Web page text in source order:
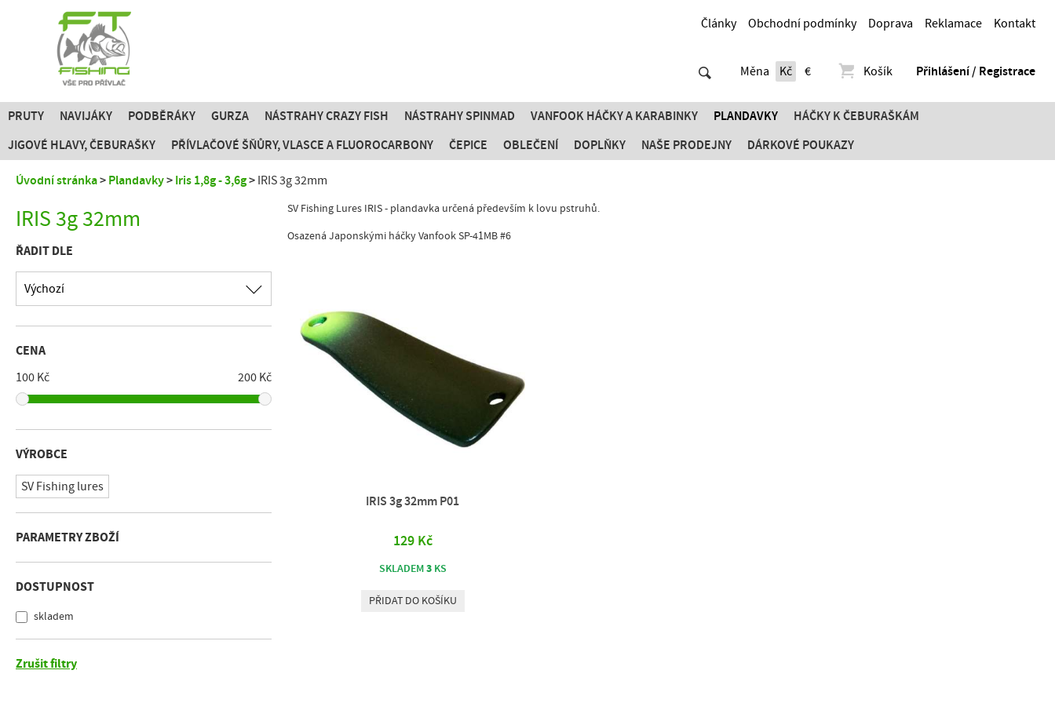
Články Obchodní podmínky Doprava Reklamace Kontakt
Měna Kč € Košík Přihlášení / Registrace
PRUTY NAVIJÁKY PODBĚRÁKY GURZA NÁSTRAHY CRAZY FISH NÁSTRAHY SPINMAD VANFOOK HÁČKY A KARABINKY PLANDAVKY HÁČKY K ČEBURAŠKÁM
JIGOVÉ HLAVY, ČEBURAŠKY PŘÍVLAČOVÉ ŠŇŮRY, VLASCE A FLUOROCARBONY ČEPICE OBLEČENÍ DOPLŇKY NAŠE PRODEJNY DÁRKOVÉ POUKAZY
Úvodní stránka Plandavky Iris 1,8g - 3,6g IRIS 3g 32mm
IRIS 3g 32mm
ŘADIT DLE
Výchozí
CENA
100 Kč
200 Kč
VÝROBCE
SV Fishing lures
PARAMETRY ZBOŽÍ
DOSTUPNOST
skladem
Zrušit filtry
SV Fishing Lures IRIS - plandavka určená především k lovu pstruhů.
Osazená Japonskými háčky Vanfook SP-41MB #6
IRIS 3g 32mm P01
129 Kč
SKLADEM3KS
PŘIDAT DO KOŠÍKU